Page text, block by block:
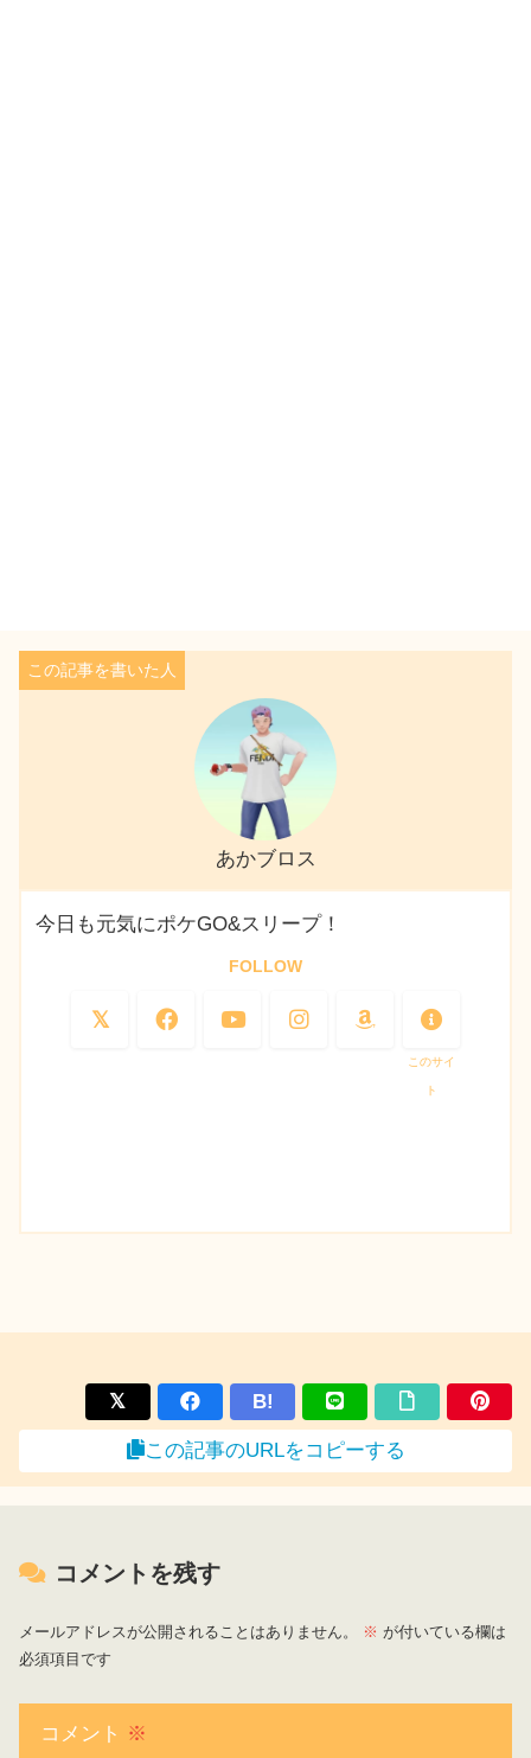
あかブロス
今日も元気にポケGO&スリープ！
FOLLOW
このサイ
ト
B!
この記事のURLをコピーする
コメントを残す
メールアドレスが公開されることはありません。 ※ が付いている欄は
必須項目です
コメント ※